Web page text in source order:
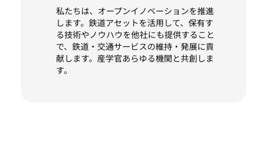
私たちは、オープンイノベーションを推進
します。鉄道アセットを活用して、保有す
る技術やノウハウを他社にも提供すること
で、鉄道・交通サービスの維持・発展に貢
献します。産学官あらゆる機関と共創しま
す。